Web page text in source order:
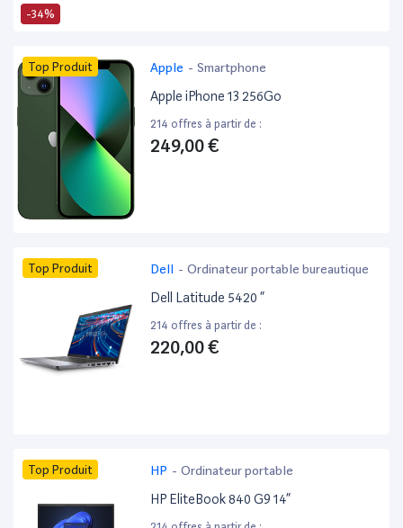
-34%
Top Produit Apple - Smartphone
Apple iPhone 13 256Go
214 offres à partir de :
249,00 €
Top Produit Dell - Ordinateur portable bureautique
Dell Latitude 5420 ”
214 offres à partir de :
220,00 €
Top Produit HP - Ordinateur portable
HP EliteBook 840 G9 14”